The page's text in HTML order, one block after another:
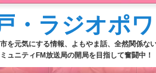
を元気にする情報、よもやま話、全然関係な
ュニティFM放送局の開局を目指して奮闘中！